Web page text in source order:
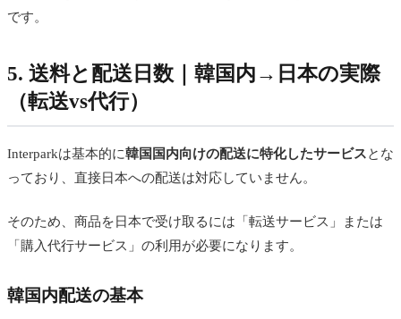
です。
5. 送料と配送日数｜韓国内→日本の実際
（転送vs代行）
Interparkは基本的に韓国国内向けの配送に特化したサービスとな
っており、直接日本への配送は対応していません。
そのため、商品を日本で受け取るには「転送サービス」または
「購入代行サービス」の利用が必要になります。
韓国内配送の基本